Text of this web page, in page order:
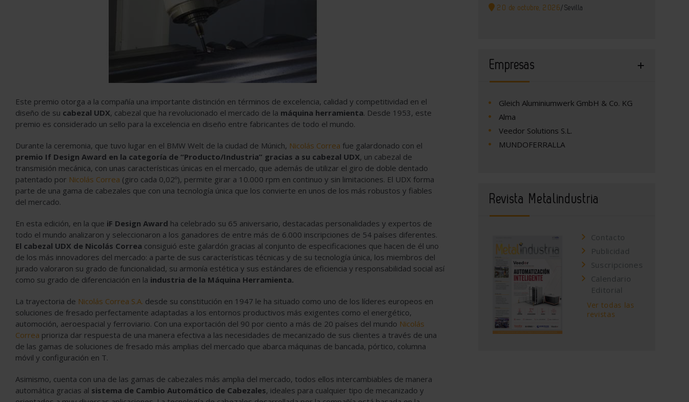
Este premio otorga a la compañía una importante distinción en términos de excelencia, calidad y competitividad en el
diseño de su cabezal UDX, cabezal que ha revolucionado el mercado de la máquina herramienta. Desde 1953, este
premio es considerado un sello para la excelencia en diseño entre fabricantes de todo el mundo.
Durante la ceremonia, que tuvo lugar en el BMW Welt de la ciudad de Múnich, Nicolás Correa fue galardonado con el
premio If Design Award en la categoría de “Producto/Industria” gracias a su cabezal UDX, un cabezal de
transmisión mecánica, con unas características únicas en el mercado, que además de utilizar el giro de doble dentado
patentado por Nicolás Correa (giro cada 0,02º), permite girar a 10.000 rpm en continuo y sin limitaciones. El UDX forma
parte de una gama de cabezales que con una tecnología única que los convierte en unos de los más robustos y fiables
del mercado.
En esta edición, en la que iF Design Award ha celebrado su 65 aniversario, destacadas personalidades y expertos de
todo el mundo analizaron y seleccionaron a los ganadores de entre más de 6.000 inscripciones de 54 países diferentes.
El cabezal UDX de Nicolás Correa consiguió este galardón gracias al conjunto de especificaciones que hacen de él uno
de los más innovadores del mercado: a parte de sus características técnicas y de su tecnología única, los miembros del
jurado valoraron su grado de funcionalidad, su armonía estética y sus estándares de eficiencia y responsabilidad social así
como su grado de diferenciación en la industria de la Máquina Herramienta.
La trayectoria de Nicolás Correa S.A. desde su constitución en 1947 le ha situado como uno de los líderes europeos en
soluciones de fresado perfectamente adaptadas a los entornos productivos más exigentes como el energético,
automoción, aeroespacial y ferroviario. Con una exportación del 90 por ciento a más de 20 países del mundo Nicolás
Correa prioriza dar respuesta de una manera efectiva a las necesidades de mecanizado de sus clientes a través de una
de las gamas de soluciones de fresado más amplias del mercado que abarca máquinas de bancada, pórtico, columna
móvil y configuración en T.
Asimismo, cuenta con una de las gamas de cabezales más amplia del mercado, todos ellos intercambiables de manera
automática gracias al sistema de Cambio Automático de Cabezales, ideales para cualquier tipo de mecanizado y
20 de octubre, 2026/ Sevilla
Empresas
Gleich Aluminiumwerk GmbH & Co. KG
Alma
Veedor Solutions S.L.
MUNDOFERRALLA
Revista Metalindustria
Contacto
Publicidad
Suscripciones
Calendario
Editorial
Ver todas las
revistas